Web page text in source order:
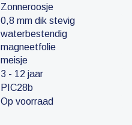
Zonneroosje
0,8 mm dik stevig
waterbestendig
magneetfolie
meisje
3 - 12 jaar
PIC28b
Op voorraad